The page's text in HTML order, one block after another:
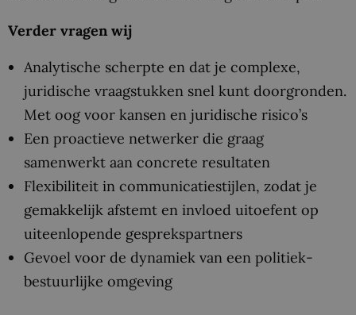
Verder vragen wij
Analytische scherpte en dat je complexe,
juridische vraagstukken snel kunt doorgronden.
Met oog voor kansen en juridische risico’s
Een proactieve netwerker die graag
samenwerkt aan concrete resultaten
Flexibiliteit in communicatiestijlen, zodat je
gemakkelijk afstemt en invloed uitoefent op
uiteenlopende gesprekspartners
Gevoel voor de dynamiek van een politiek-
bestuurlijke omgeving